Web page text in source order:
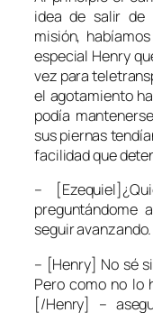
idea de salir de
misión,
especial Henry
vez para
el agotamiento
podía
sus piernas
facilidad que
–
preguntándome
seguir avanzando.
– [Henry] No sé
Pero como no lo
[/Henry] –